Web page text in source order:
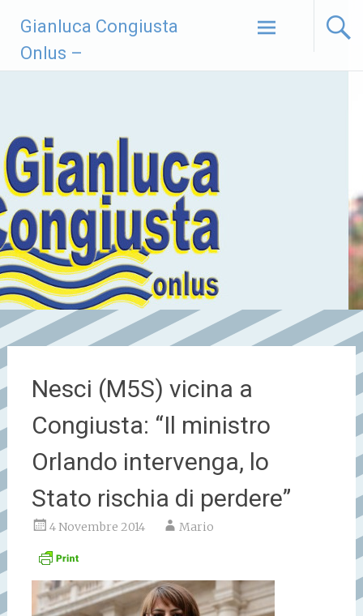
contenuto
Gianluca Congiusta
Onlus –
Nesci (M5S) vicina a
Congiusta: “Il ministro
Orlando intervenga, lo
Stato rischia di perdere”
4 Novembre 2014 Mario